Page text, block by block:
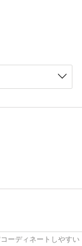
ーディネートしやすい